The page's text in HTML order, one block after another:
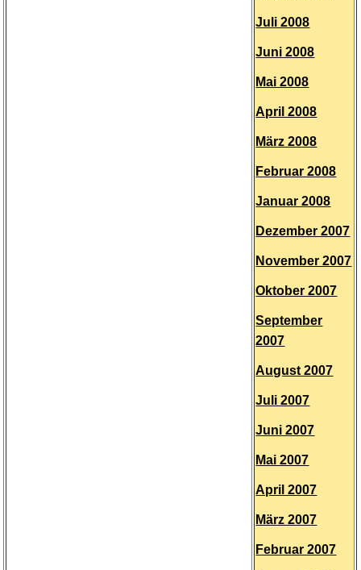
Juli 2008
Juni 2008
Mai 2008
April 2008
März 2008
Februar 2008
Januar 2008
Dezember 2007
November 2007
Oktober 2007
September
2007
August 2007
Juli 2007
Juni 2007
Mai 2007
April 2007
März 2007
Februar 2007